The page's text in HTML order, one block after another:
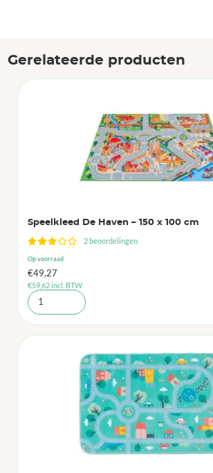
Gerelateerde producten
Speelkleed De Haven – 150 x 100 cm
2 beoordelingen
Op voorraad
€49,27
€59,62incl. BTW